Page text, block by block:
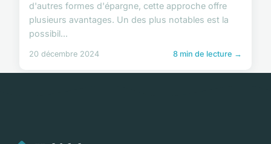
d'autres formes d'épargne, cette approche offre
plusieurs avantages. Un des plus notables est la
possibil...
20 décembre 2024 8 min de lecture →